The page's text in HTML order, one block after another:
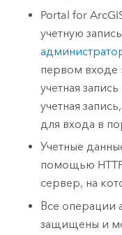
Portal for
учетную
первом входе
учетная
учетная
для входа в
Учетные
помощью
сервер, на
Все операции
защищены и